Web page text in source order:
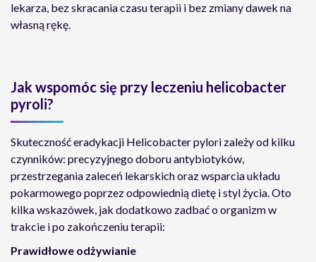
lekarza, bez skracania czasu terapii i bez zmiany dawek na
własną rękę.
Jak wspomóc się przy leczeniu helicobacter
pyroli?
Skuteczność eradykacji Helicobacter pylori zależy od kilku
czynników: precyzyjnego doboru antybiotyków,
przestrzegania zaleceń lekarskich oraz wsparcia układu
pokarmowego poprzez odpowiednią dietę i styl życia. Oto
kilka wskazówek, jak dodatkowo zadbać o organizm w
trakcie i po zakończeniu terapii:
Prawidłowe odżywianie